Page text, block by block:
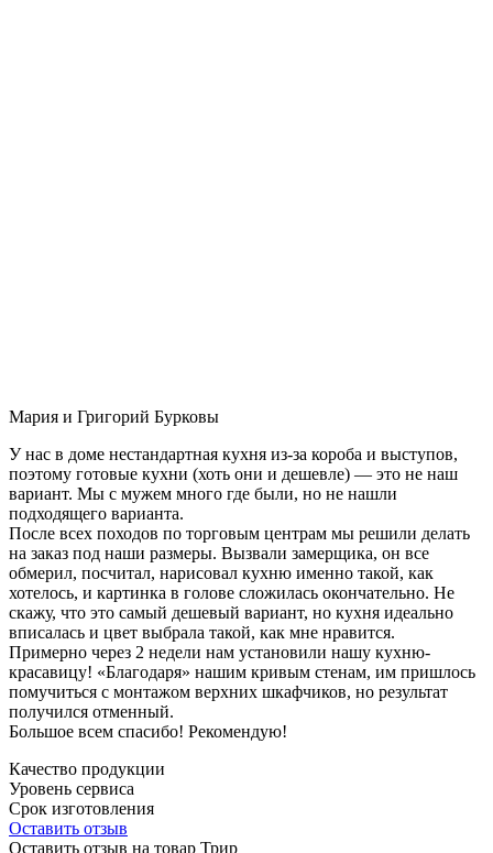
Мария и Григорий Бурковы
У нас в доме нестандартная кухня из-за короба и выступов,
поэтому готовые кухни (хоть они и дешевле) — это не наш
вариант. Мы с мужем много где были, но не нашли
подходящего варианта.
После всех походов по торговым центрам мы решили делать
на заказ под наши размеры. Вызвали замерщика, он все
обмерил, посчитал, нарисовал кухню именно такой, как
хотелось, и картинка в голове сложилась окончательно. Не
скажу, что это самый дешевый вариант, но кухня идеально
вписалась и цвет выбрала такой, как мне нравится.
Примерно через 2 недели нам установили нашу кухню-
красавицу! «Благодаря» нашим кривым стенам, им пришлось
помучиться с монтажом верхних шкафчиков, но результат
получился отменный.
Большое всем спасибо! Рекомендую!
Качество продукции
Уровень сервиса
Срок изготовления
Оставить отзыв
Оставить отзыв на товар Трир